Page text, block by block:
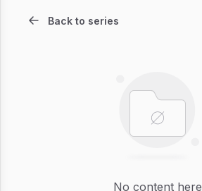
Back to series
No content here